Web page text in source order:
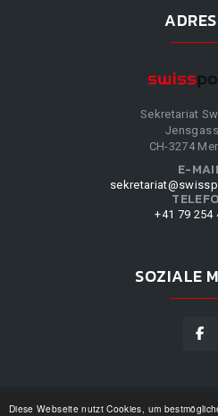
Diese Webseite nutzt Cookies, um
Sekretariat
CH-3274
E-
+41 79 254
SOZIALE
SWISSPOOL©2026|